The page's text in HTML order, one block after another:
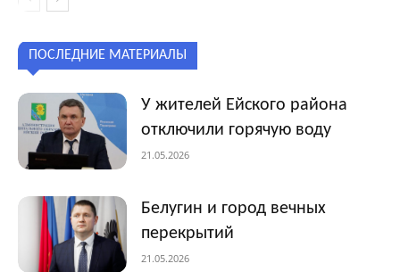
ПОСЛЕДНИЕ МАТЕРИАЛЫ
У жителей Ейского района
отключили горячую воду
21.05.2026
Белугин и город вечных
перекрытий
21.05.2026